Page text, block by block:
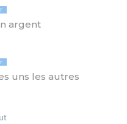
argent
uns les autres